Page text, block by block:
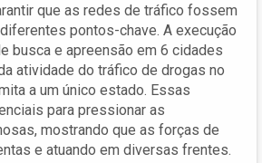
que as redes de tráfico fossem
pontos-chave. A execução
busca e apreensão em 6 cidades
atividade do tráfico de drogas no
a um único estado. Essas
para pressionar as
mostrando que as forças de
e atuando em diversas frentes.